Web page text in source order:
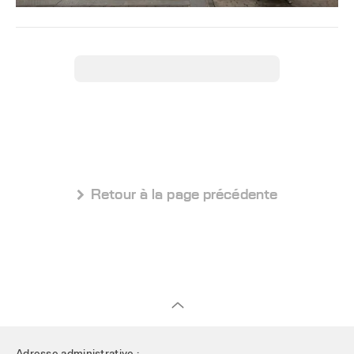
 Retour à la page précédente